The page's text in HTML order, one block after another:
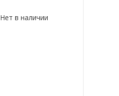
Нет в наличии